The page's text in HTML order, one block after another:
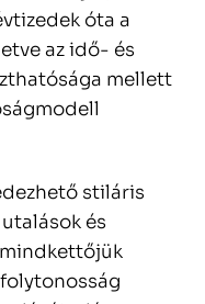
óta a
az idő- és
mellett
stiláris
és